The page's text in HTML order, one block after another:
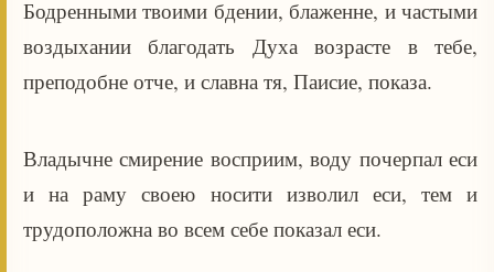
Бодренными твоими бдении, блаженне, и частыми
воздыхании благодать Духа возрасте в тебе,
преподобне отче, и славна тя, Паисие, показа.
Владычне смирение восприим, воду почерпал еси
и на раму своею носити изволил еси, тем и
трудоположна во всем себе показал еси.